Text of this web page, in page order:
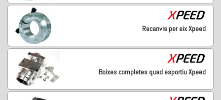
Recanvis per eix Xpeed
Boixes completes quad esportiu Xpeed